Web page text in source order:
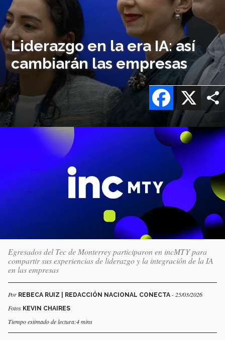
Liderazgo en la era IA: así
cambiarán las empresas
X
Facebook
Egresados del Tec de Monterrey participaron en incMTY para
compartir sus experiencias de liderazgo y la integración de la IA
en las empresas
Por REBECA RUIZ | REDACCIÓN NACIONAL CONECTA - 25/03/2026
Fotos KEVIN CHAIRES
Tiempo estimado de lectura:4 mins